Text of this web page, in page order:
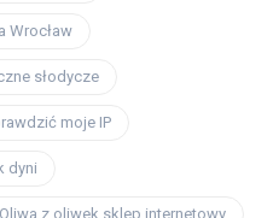
Wrocław
słodycze
moje IP
dyni
Oliwa z oliwek sklep internetowy